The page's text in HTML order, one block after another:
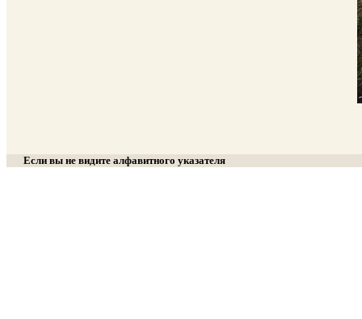
Если вы не видите алфавитного указателя